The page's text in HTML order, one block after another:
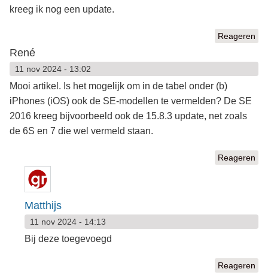
kreeg ik nog een update.
Reageren
René
11 nov 2024 - 13:02
Mooi artikel. Is het mogelijk om in de tabel onder (b)
iPhones (iOS) ook de SE-modellen te vermelden? De SE
2016 kreeg bijvoorbeeld ook de 15.8.3 update, net zoals
de 6S en 7 die wel vermeld staan.
Reageren
Matthijs
11 nov 2024 - 14:13
Bij deze toegevoegd
Reageren